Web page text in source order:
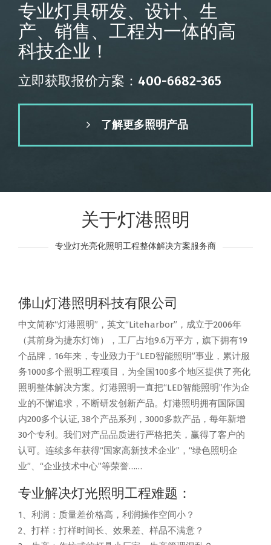
专业灯具研发、设计、生
产、销售、工程为一体的高
科技企业！
立即获取报价方案：400-6682-365
了解更多照明产品
关于灯港照明
专业灯光亮化照明工程整体解决方案服务商
佛山灯港照明科技有限公司
中文简称“灯港照明”，英文“Liteharbor”，成立于2006年
（其前身为捷东灯饰），工厂占地9.6万平方，旗下拥有19
个品牌，16年来，专业致力于“LED智能照明”事业，累计服
务1000多个照明工程项目，为全国100多个地区提供了亮化
照明整体解决方案。灯港照明一直把“LED智能照明”作为企
业的不懈追求，不断研发创新产品。灯港照明拥有国际国
内200多个认证, 38个产品系列，3000多款产品，每年新增
30个专利。我们对产品品质进行严格把关，赢得了客户的
认可。连续多年获得“国家高新技术企业”，“绿色照明企
业”、“企业技术中心”等荣誉……
专业解决灯光照明工程难题：
1、利润：质量差价格高，利润操作空间小？
2、打样：打样时间长、效果差、样品不满意？